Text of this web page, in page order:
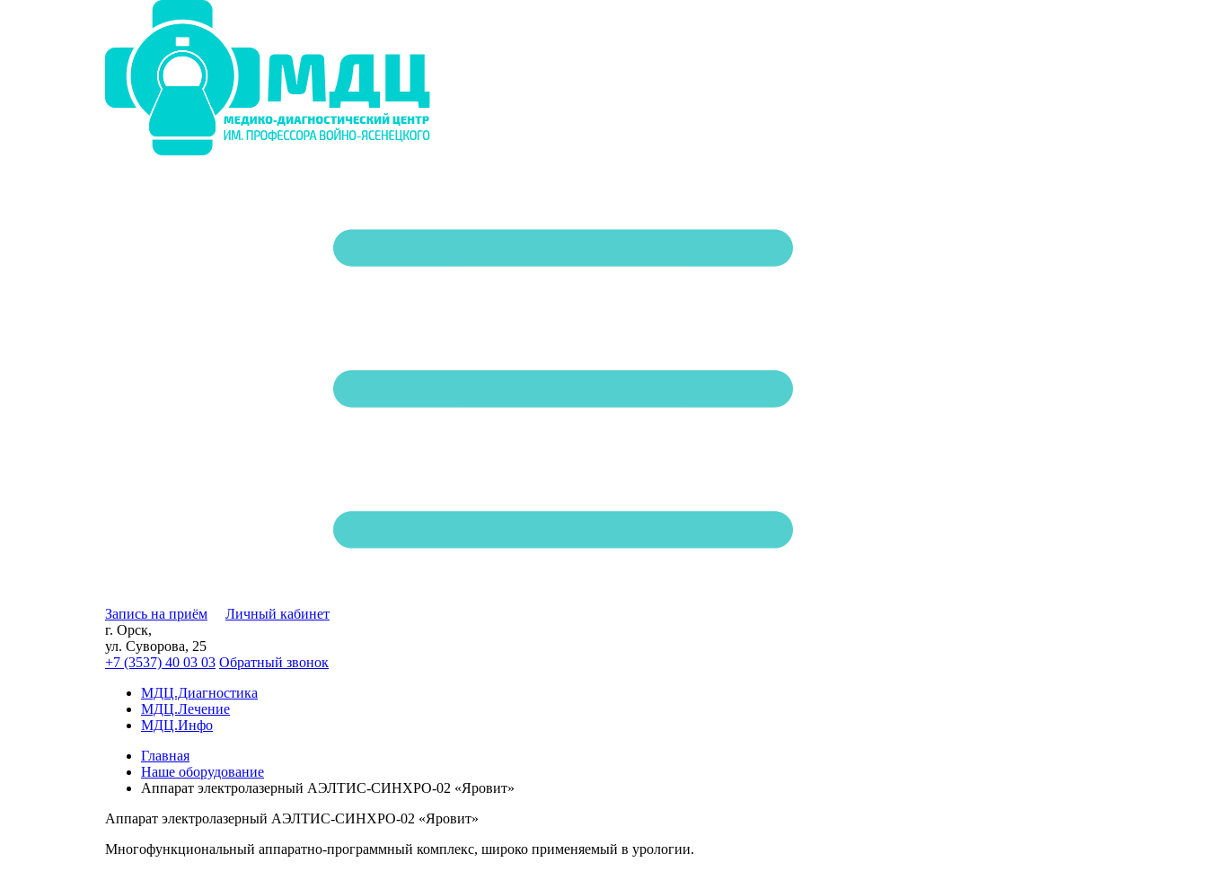
Запись на приём
Личный кабинет
г. Орск,
ул. Суворова, 25
+7 (3537) 40 03 03 Обратный звонок
МДЦ.Диагностика
МДЦ.Лечение
МДЦ.Инфо
Главная
Наше оборудование
Аппарат электролазерный АЭЛТИС-СИНХРО-02 «Яровит»
Аппарат электролазерный АЭЛТИС-СИНХРО-02 «Яровит»
Многофункциональный аппаратно-программный комплекс, широко применяемый в урологии.